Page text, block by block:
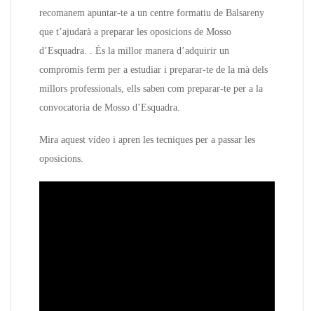
recomanem apuntar-te a un centre formatiu de Balsareny
que t’ajudarà a preparar les oposicions de Mosso
d’Esquadra. . És la millor manera d’adquirir un
compromís ferm per a estudiar i preparar-te de la mà dels
millors professionals, ells saben com preparar-te per a la
convocatoria de Mosso d’Esquadra.
Mira aquest vídeo i apren les tecniques per a passar les
oposicions.